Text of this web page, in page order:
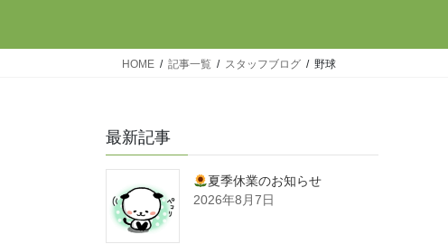
HOME 記事一覧 スタッフブログ 野球
最新記事
夏季休業のお知らせ
2026年8月7日